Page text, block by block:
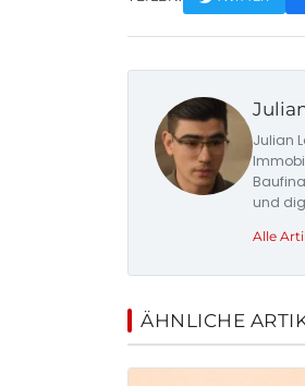
Julian
und
Alle
ÄHNLICHE